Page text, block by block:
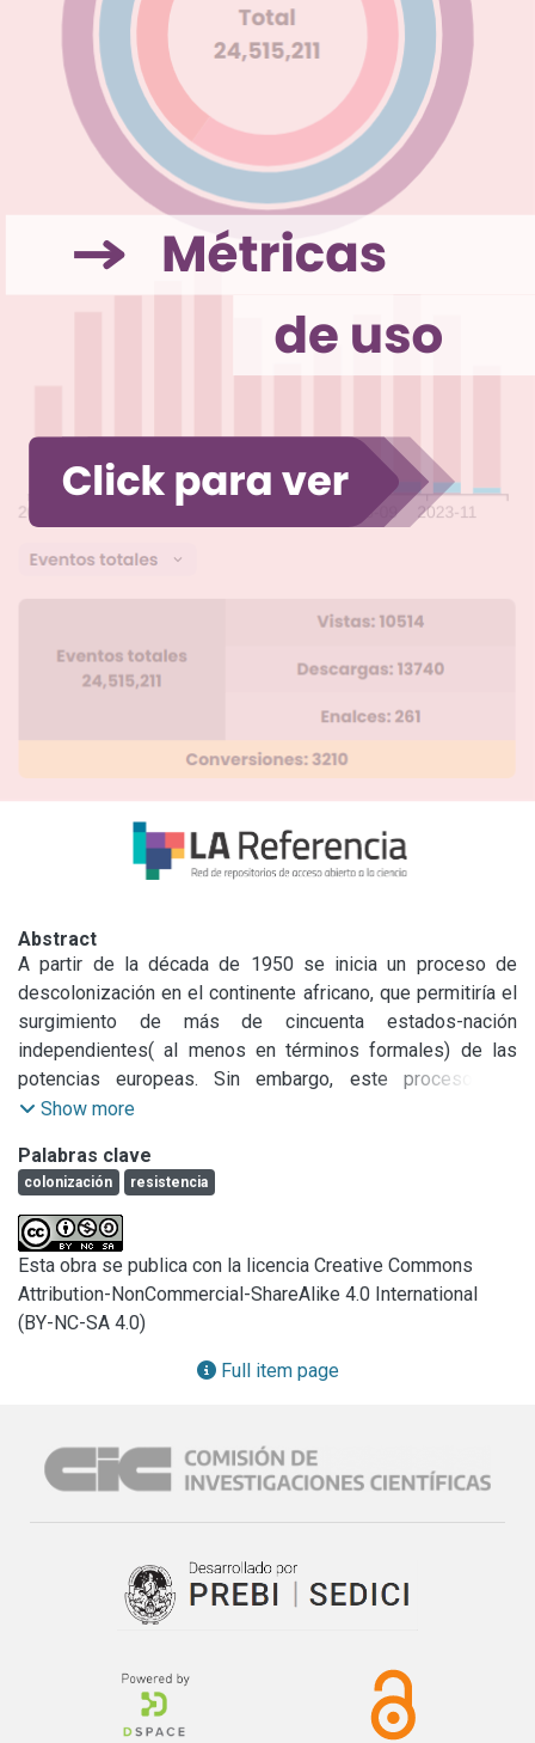
Abstract
A partir de la década de 1950 se inicia un proceso de
descolonización en el continente africano, que permitiría el
surgimiento de más de cincuenta estados-nación
independientes( al menos en términos formales) de las
potencias europeas. Sin embargo, este proceso aún
permanece inconcluso, en tanto que la mayor parte del
española, que permanece ocupado de manera ilegítima por
Marruecos. En la década de 1960 y 1970, el pueblo
saharaui, habitantes originarios de estas tierras,
comenzaron a desarrollar diferentes acciones, con el
objetivo de reivindicar su derecho a la autodeterminación. A
raíz de esta lucha surgen, en 1973, el Frente POLISARIO y,
en 1976, la República Árabe Saharaui Democrática (RASD).
No obstante, luego del retiro de España, Marruecos dio
momento, que alcanzó sus dos terceras partes y que
permanece hasta el día de hoy.
se crea en la década de 1990, y que tiene como uno de sus
principales objetivos la realizacióndel referéndum que
determine el estatuto legal del Sahara Occidental. A pesar
lugar y la población saharaui permanece dispersa en
diferentes territorios, siendo vulnerable a sufrir atropellos y
Show more
Palabras clave
colonización resistencia
Esta obra se publica con la licencia Creative Commons
Attribution-NonCommercial-ShareAlike 4.0 International
(BY-NC-SA 4.0)
Full item page